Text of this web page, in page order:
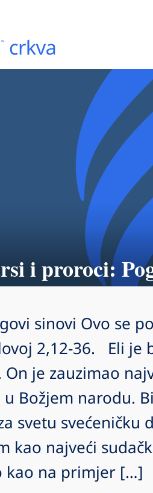
i proroci:
sinovi Ovo se
2,12-36. Eli je
On je zauzimao
Božjem narodu.
svetu svećeničku
kao najveći
kao na primjer […]